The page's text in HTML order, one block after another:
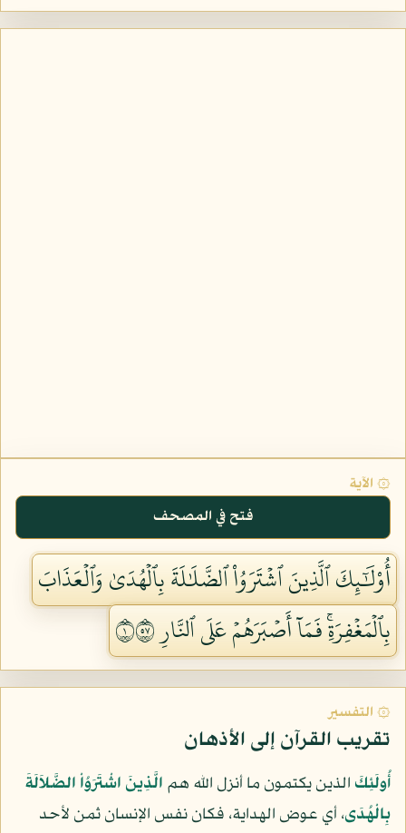
۞ الآية
فتح في المصحف
أُوْلَٰٓئِكَ ٱلَّذِينَ ٱشۡتَرَوُاْ ٱلضَّلَٰلَةَ بِٱلۡهُدَىٰ وَٱلۡعَذَابَ
بِٱلۡمَغۡفِرَةِۚ فَمَآ أَصۡبَرَهُمۡ عَلَى ٱلنَّارِ ١٧٥
۞ التفسير
تقريب القرآن إلى الأذهان
أُولَئِكَ الذين يكتمون ما أنزل الله هم الَّذِينَ اشْتَرَوُاْ الضَّلاَلَةَ
بِالْهُدَى، أي عوض الهداية، فكان نفس الإنسان ثمن لأحد